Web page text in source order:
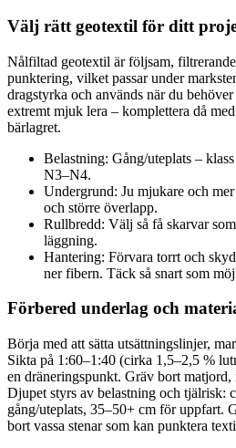
Välj rätt geotextil för ditt
Nålfiltad geotextil är följsam,
punktering, vilket passar under
dragstyrka och används när du
extremt mjuk lera – komplettera då
bärlagret.
Belastning: Gång/uteplats –
N3–N4.
Undergrund: Ju mjukare och
och större överlapp.
Rullbredd: Välj så få skarvar
läggning.
Hantering: Förvara torrt och
ner fibern. Täck så snart som
Förbered underlag och
Börja med att sätta utsättningslinjer,
Sikta på 1:60–1:40 (cirka 1,5–2,5 %
en dräneringspunkt. Gräv bort
Djupet styrs av belastning och tjälrisk:
gång/uteplats, 35–50+ cm för uppfart.
bort vassa stenar som kan punktera